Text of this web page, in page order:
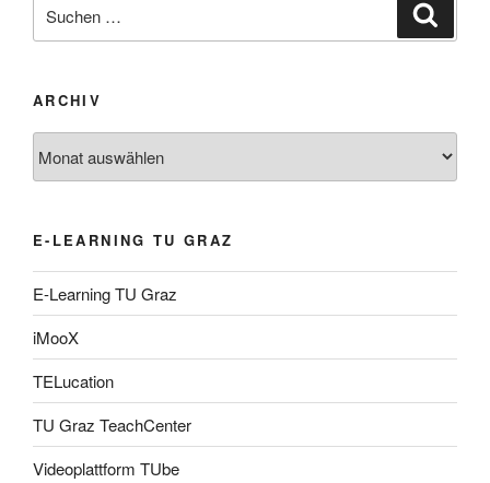
nach:
ARCHIV
E-LEARNING TU GRAZ
E-Learning TU Graz
iMooX
TELucation
TU Graz TeachCenter
Videoplattform TUbe